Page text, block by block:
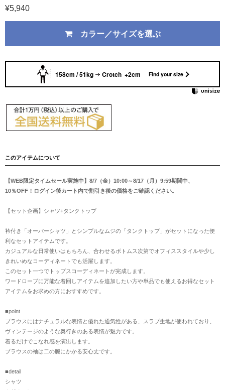
¥5,940
カラー／サイズを選ぶ
158cm / 51kg Crotch +2cm Find your size
このアイテムについて
【WEB限定タイムセール実施中】8/7（金）10:00～8/17（月）9:59期間中、
10％OFF！ログイン後カート内で割引き後の価格をご確認ください。
【セット企画】シャツ+タンクトップ
衿付き「オーバーシャツ」とシンプルなムジの「タンクトップ」がセットになった便
利なセットアイテムです。
カジュアルな日常使いはもちろん、合わせるボトムス次第でオフィススタイルや少し
きれいめなコーディネートでも活躍します。
このセット一つでトップスコーディネートが完成します。
ワードローブに万能な着回しアイテムを追加したい方や単品でも使えるお得なセット
アイテムをお求めの方におすすめです。
■point
ブラウスにはナチュラルな表情と優れた通気性がある、スラブ生地が使われており、
ヴィンテージのような奥行きのある表情が魅力です。
着るだけでこなれ感を演出します。
ブラウスの袖は二の腕にかかる安心丈です。
■detail
シャツ